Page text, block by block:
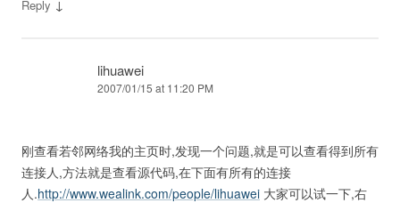
Reply ↓
lihuawei
2007/01/15 at 11:20 PM
刚查看若邻网络我的主页时,发现一个问题,就是可以查看得到所有
连接人,方法就是查看源代码,在下面有所有的连接
人.http://www.wealink.com/people/lihuawei 大家可以试一下,右